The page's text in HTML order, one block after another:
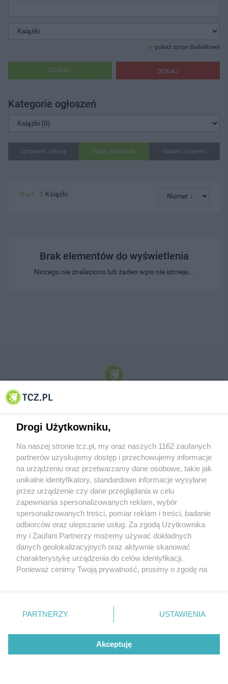
pokaż opcje dodatkowe
DODAJ
SZUKAJ
Kategorie ogłoszeń
Sprzedam, oferuję Kupię, poszukuję Oddam za darmo
Start Książki
Brak elementów do wyświetlenia
Niczego nie znaleziono lub żaden wpis nie istnieje...
© 2001-2026 Tczew - TCZ.PL Sp. z o.o. Internetowy Serwis Informacyjny Miasta
O FIRMIE POLITYKA PRYWATNOŚCI HOSTING
REKLAMA WSPÓŁPRACA RSS FACEBOOK KONTAKT
Nasze serwisy
Aktualności
Tcz24
Historia miasta
Muzyka i kultura
Archiwum wydarzeń
Zdjęcia miasta
Drogi Użytkowniku,
Na naszej stronie tcz.pl, my oraz naszych 1162 zaufanych
partnerów uzyskujemy dostęp i przechowujemy informacje
na urządzeniu oraz przetwarzamy dane osobowe, takie jak
unikalne identyfikatory, standardowe informacje wysyłane
przez urządzenie czy dane przeglądania w celu
zapewniania spersonalizowanych reklam, wybór
spersonalizowanych treści, pomiar reklam i treści, badanie
odbiorców oraz ulepszanie usług. Za zgodą Użytkownika
my i Zaufani Partnerzy możemy używać dokładnych
danych geolokalizacyjnych oraz aktywnie skanować
charakterystykę urządzenia do celów identyfikacji.
Ponieważ cenimy Twoją prywatność, prosimy o zgodę na
znajdujący się w lewym dolnym rogu strony
. Niektóre
przetwarzaniu. Preferencje będą miały zastosowania tylko
PARTNERZY USTAWIENIA
Akceptuję